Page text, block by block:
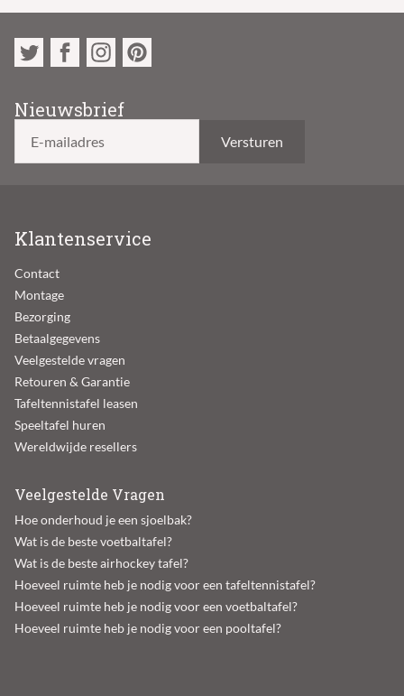
Nieuwsbrief
E-mailadres
Klantenservice
Contact
Montage
Bezorging
Betaalgegevens
Veelgestelde vragen
Retouren & Garantie
Tafeltennistafel leasen
Speeltafel huren
Wereldwijde resellers
Veelgestelde Vragen
Hoe onderhoud je een sjoelbak?
Wat is de beste voetbaltafel?
Wat is de beste airhockey tafel?
Hoeveel ruimte heb je nodig voor een tafeltennistafel?
Hoeveel ruimte heb je nodig voor een voetbaltafel?
Hoeveel ruimte heb je nodig voor een pooltafel?